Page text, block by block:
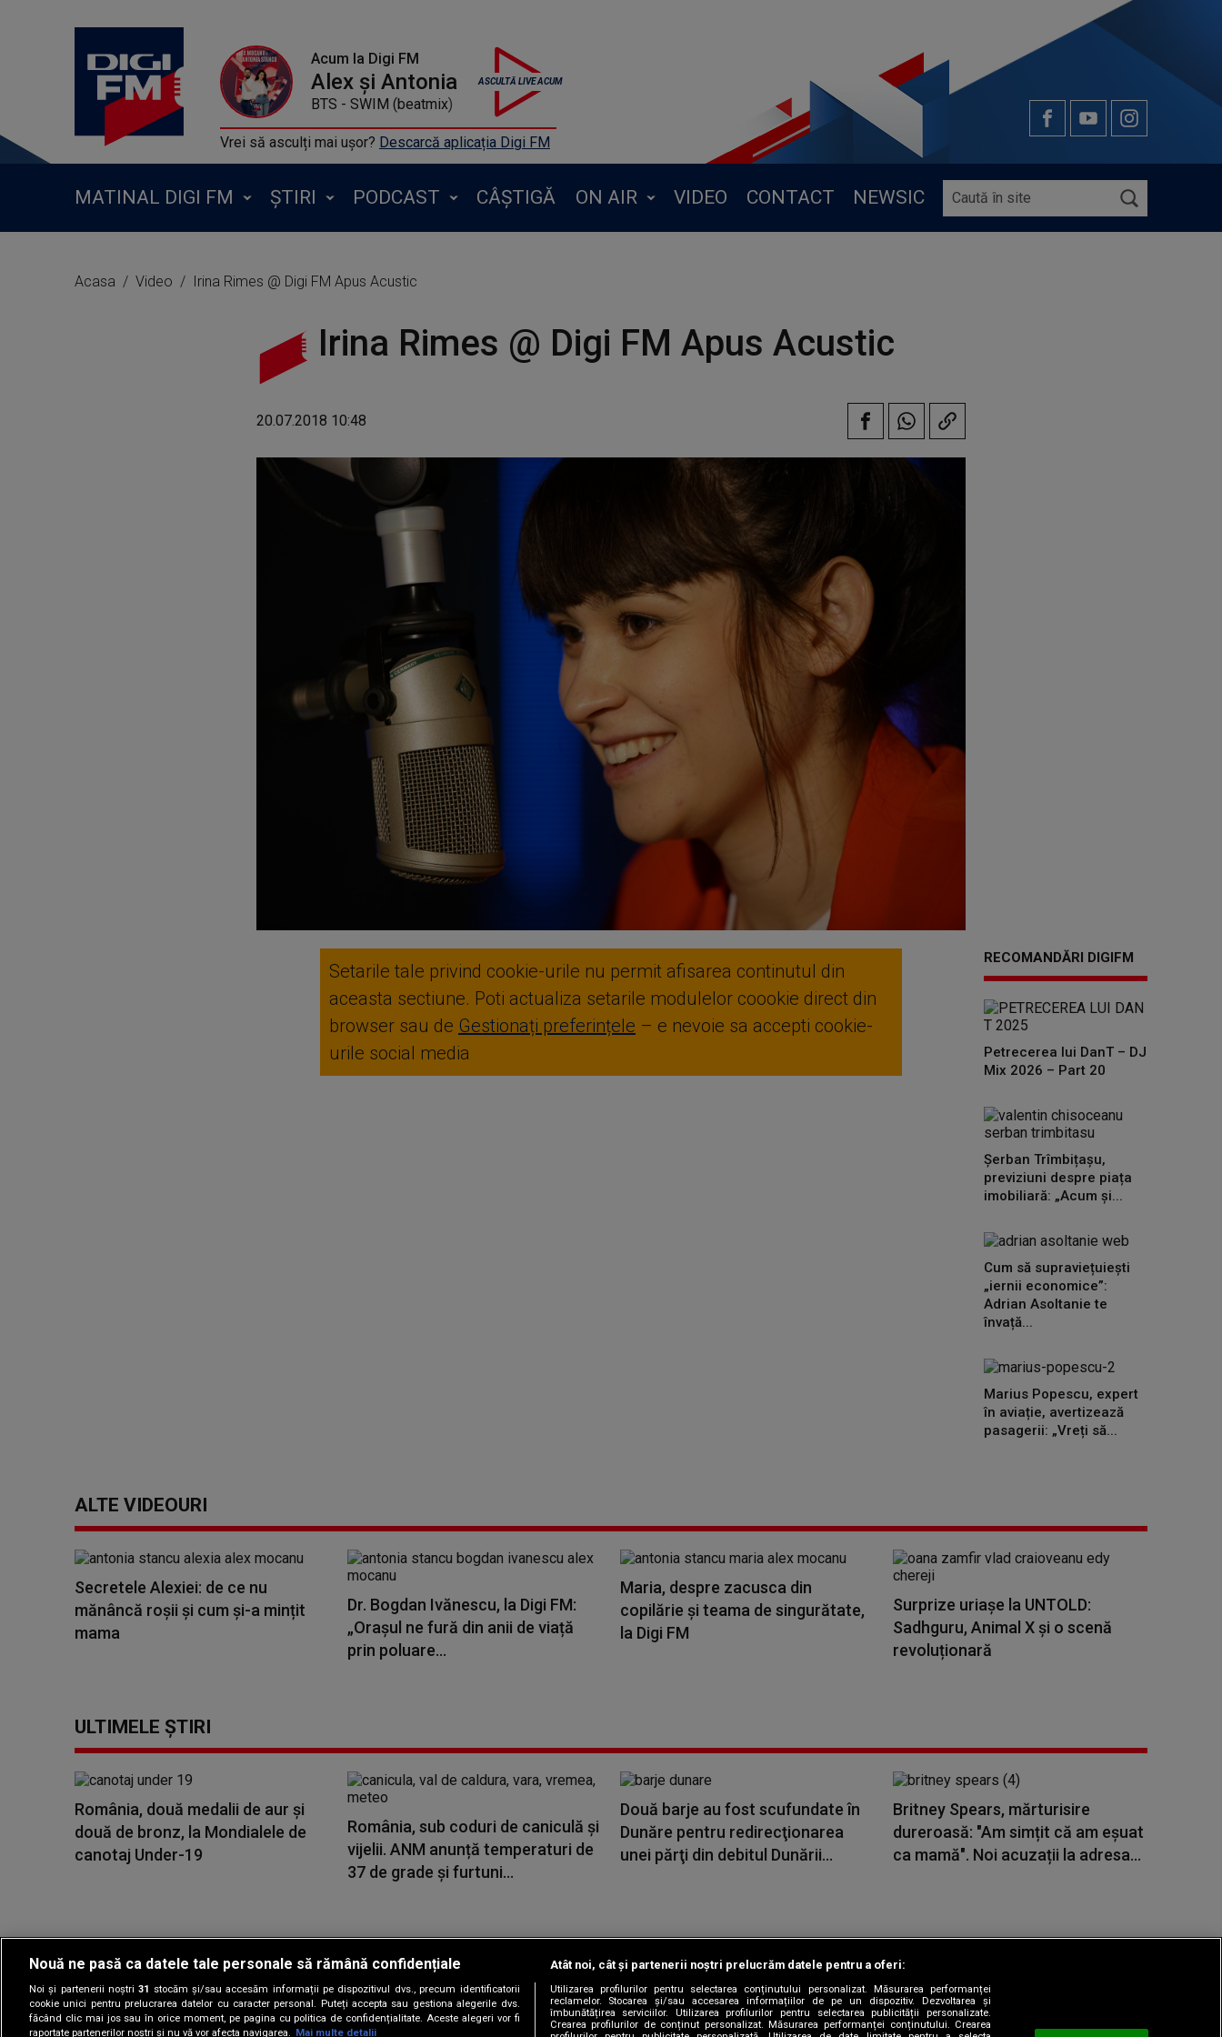
Acum la Digi FM
Alex și Antonia
BTS - SWIM (beatmix)
Vrei să asculți mai ușor? Descarcă aplicația Digi FM
MATINAL DIGI FM ȘTIRI PODCAST CÂȘTIGĂ ON AIR VIDEO CONTACT NEWSIC
Acasa Video Irina Rimes @ Digi FM Apus Acustic
Irina Rimes @ Digi FM Apus Acustic
20.07.2018 10:48
Setarile tale privind cookie-urile nu permit afisarea continutul din
aceasta sectiune. Poti actualiza setarile modulelor coookie direct din
browser sau de Gestionați preferințele – e nevoie sa accepti cookie-
urile social media
RECOMANDĂRI DIGIFM
Petrecerea lui DanT – DJ
Mix 2026 – Part 20
Șerban Trîmbițașu,
previziuni despre piața
imobiliară: „Acum și...
Cum să supraviețuiești
„iernii economice”:
Adrian Asoltanie te
învață...
Marius Popescu, expert
în aviație, avertizează
pasagerii: „Vreți să...
ALTE VIDEOURI
Secretele Alexiei: de ce nu
mănâncă roșii și cum și-a mințit
mama
Dr. Bogdan Ivănescu, la Digi FM:
„Orașul ne fură din anii de viață
prin poluare...
Maria, despre zacusca din
copilărie și teama de singurătate,
la Digi FM
Surprize uriașe la UNTOLD:
Sadhguru, Animal X și o scenă
revoluționară
ULTIMELE ȘTIRI
România, două medalii de aur și
două de bronz, la Mondialele de
canotaj Under-19
România, sub coduri de caniculă și
vijelii. ANM anunță temperaturi de
37 de grade și furtuni...
Două barje au fost scufundate în
Dunăre pentru redirecţionarea
unei părţi din debitul Dunării...
Britney Spears, mărturisire
dureroasă: "Am simțit că am eșuat
ca mamă". Noi acuzații la adresa...
Copyright © 2026 / DIGI ROMANIA S.A.
Gestionați preferințele|Termeni și condiții |Politica de confidențialitate|Contact/Info| Codul etic|Sitemap
Nouă ne pasă ca datele tale personale să rămână confidențiale
Noi și partenerii noștri31 stocăm și/sau accesăm informații pe dispozitivul dvs., precum identificatorii
cookie unici pentru prelucrarea datelor cu caracter personal. Puteți accepta sau gestiona alegerile dvs.
făcând clic mai jos sau în orice moment, pe pagina cu politica de confidențialitate. Aceste alegeri vor fi
raportate partenerilor noștri și nu vă vor afecta navigarea. Mai multe detalii
Atât noi, cât și partenerii noștri prelucrăm datele pentru a oferi:
Utilizarea profilurilor pentru selectarea conținutului personalizat. Măsurarea performanței
reclamelor. Stocarea și/sau accesarea informațiilor de pe un dispozitiv. Dezvoltarea și
îmbunătățirea serviciilor. Utilizarea profilurilor pentru selectarea publicității personalizate.
Crearea profilurilor de conținut personalizat. Măsurarea performanței conținutului. Crearea